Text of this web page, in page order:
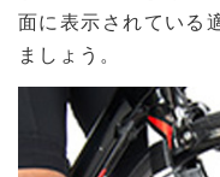
面に表示されている
ましょう。